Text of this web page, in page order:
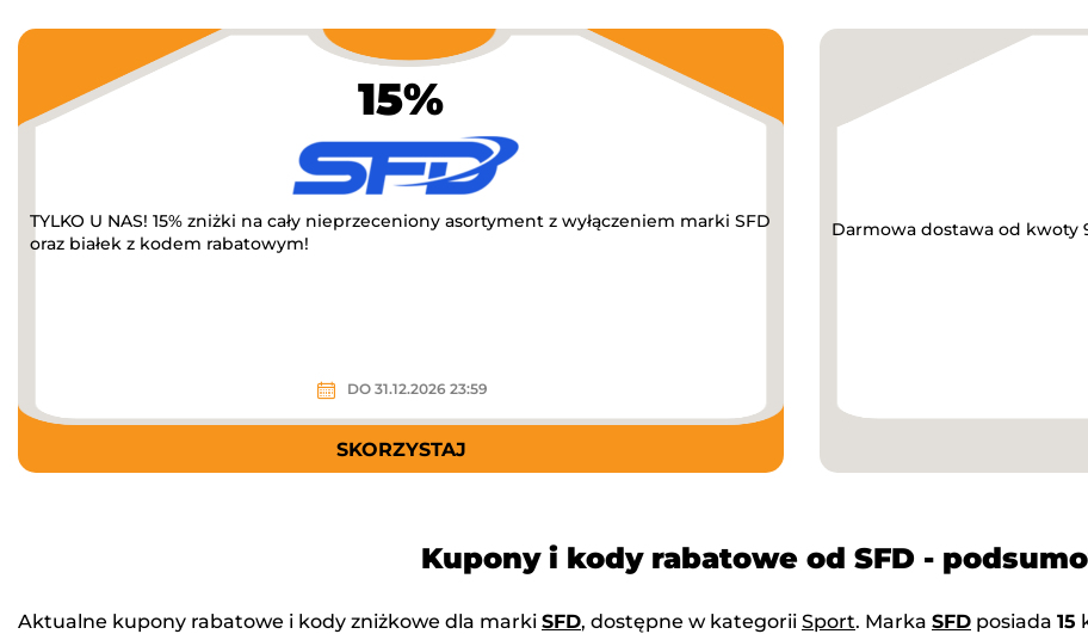
15%
TYLKO U NAS! 15% zniżki na cały nieprzeceniony asortyment z wyłączeniem marki SFD
oraz białek z kodem rabatowym!
DO 31.12.2026 23:59
SKORZYSTAJ
Darmowa dostawa od kwoty
Kupony i kody rabatowe od SFD -
Aktualne kupony rabatowe i kody zniżkowe dla marki SFD, dostępne w kategorii Sport. Marka SFD posiada 15